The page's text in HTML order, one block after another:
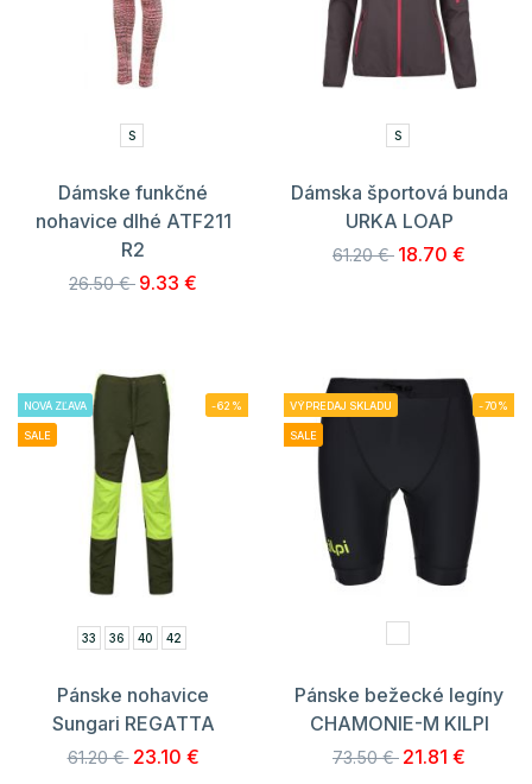
S
Dámske funkčné
nohavice dlhé ATF211
R2
26.50 € 9.33 €
S
Dámska športová bunda
URKA LOAP
61.20 € 18.70 €
NOVÁ ZĽAVA
SALE
-62%
33 36 40 42
Pánske nohavice
Sungari REGATTA
61.20 € 23.10 €
VÝPREDAJ SKLADU
SALE
-70%
Pánske bežecké legíny
CHAMONIE-M KILPI
73.50 € 21.81 €